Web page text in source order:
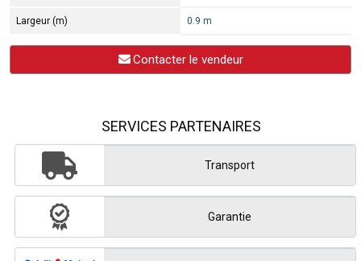
Largeur (m) 0.9 m
Contacter le vendeur
SERVICES PARTENAIRES
Transport
Garantie